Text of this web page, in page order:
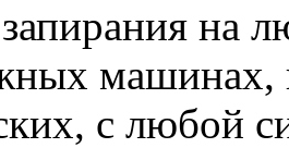
на
машинах,
с любой